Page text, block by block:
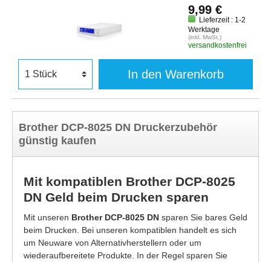
9,99 €
Lieferzeit : 1-2
Werktage
(inkl. MwSt.)
versandkostenfrei
In den Warenkorb
Brother DCP-8025 DN Druckerzubehör
günstig kaufen
Mit kompatiblen Brother DCP-8025
DN Geld beim Drucken sparen
Mit unseren Brother DCP-8025 DN sparen Sie bares Geld
beim Drucken. Bei unseren kompatiblen handelt es sich
um Neuware von Alternativherstellern oder um
wiederaufbereitete Produkte. In der Regel sparen Sie